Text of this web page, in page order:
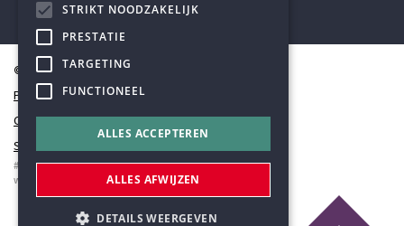
© Humanistisch Verbond 2026
Privacy
Cookiestatement
Sitemap
#codedwithlove byCodelines
webapplicaties
mobiele apps&maatwerk websites
STRIKT NOODZAKELIJK
PRESTATIE
TARGETING
FUNCTIONEEL
ALLES ACCEPTEREN
ALLES AFWIJZEN
DETAILS WEERGEVEN